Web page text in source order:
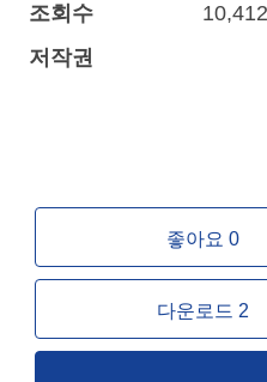
조회수
10,412
저작권
좋아요 0
다운로드 2